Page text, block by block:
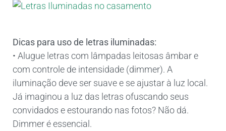
Dicas para uso de letras iluminadas:
• Alugue letras com lâmpadas leitosas âmbar e
com controle de intensidade (dimmer). A
iluminação deve ser suave e se ajustar à luz local.
Já imaginou a luz das letras ofuscando seus
convidados e estourando nas fotos? Não dá.
Dimmer é essencial.